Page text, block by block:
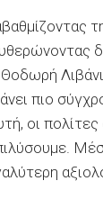
πιο
οι